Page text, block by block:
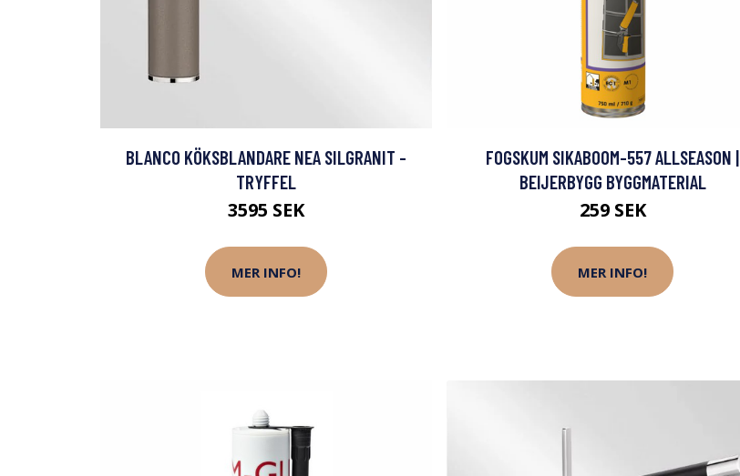
BLANCO KÖKSBLANDARE NEA SILGRANIT -
TRYFFEL
3595 SEK
MER INFO!
FOGSKUM SIKABOOM-557 ALLSEASON |
BEIJERBYGG BYGGMATERIAL
259 SEK
MER INFO!